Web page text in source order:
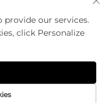
Co.,Ltd. Todos los
de privacidad
provide our services.
click Personalize